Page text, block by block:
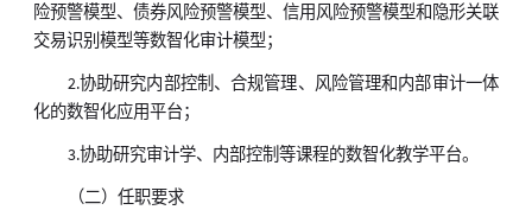
险预警模型、债券风险预警模型、信用风险预警模型和隐形关联
交易识别模型等数智化审计模型；
2.协助研究内部控制、合规管理、风险管理和内部审计一体
化的数智化应用平台；
3.协助研究审计学、内部控制等课程的数智化教学平台。
（二）任职要求